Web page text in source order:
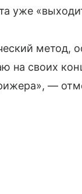
уже
метод,
на своих
—